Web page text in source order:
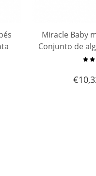
Miracle Baby
Conjunto de
mantas
diadema
€